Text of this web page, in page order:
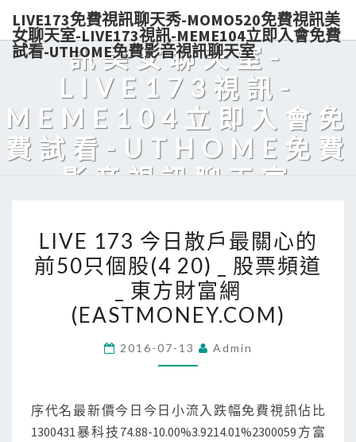
LIVE173免費視訊聊天秀-MOMO520免費視訊美
女聊天室-LIVE173視訊-MEME104立即入會免費
試看-UTHOME免費影音視訊聊天室
秀-MOMO520免費視
訊美女聊天室-
LIVE173視訊-
MEME104立即入會免
費試看-UTHOME免費
影音視訊聊天室
173
今
日
散
最
的
前
LIVE 173 今日散戶最關心的
前50只個股(4 20) _ 股票頻道
_ 東方財富網
(EASTMONEY.COM)
2016-07-13 Admin
序代名最新價今日今日小流入跌幅免費視訊佔比
1300431暴科技74.88-10.00%3.9214.01%2300059方富